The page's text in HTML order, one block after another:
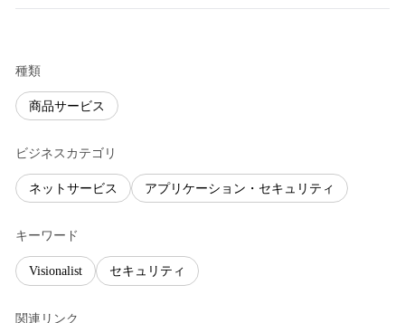
種類
商品サービス
ビジネスカテゴリ
ネットサービス アプリケーション・セキュリティ
キーワード
Visionalist セキュリティ
関連リンク